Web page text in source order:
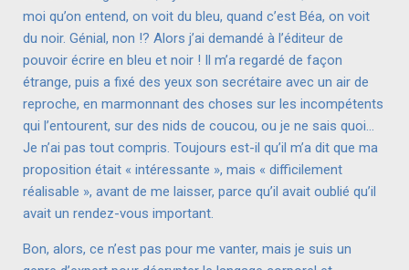
moi qu’on entend, on voit du bleu, quand c’est Béa, on voit
du noir. Génial, non !? Alors j’ai demandé à l’éditeur de
pouvoir écrire en bleu et noir ! Il m’a regardé de façon
étrange, puis a fixé des yeux son secrétaire avec un air de
reproche, en marmonnant des choses sur les incompétents
qui l’entourent, sur des nids de coucou, ou je ne sais quoi…
Je n’ai pas tout compris. Toujours est-il qu’il m’a dit que ma
proposition était « intéressante », mais « difficilement
réalisable », avant de me laisser, parce qu’il avait oublié qu’il
avait un rendez-vous important.
Bon, alors, ce n’est pas pour me vanter, mais je suis un